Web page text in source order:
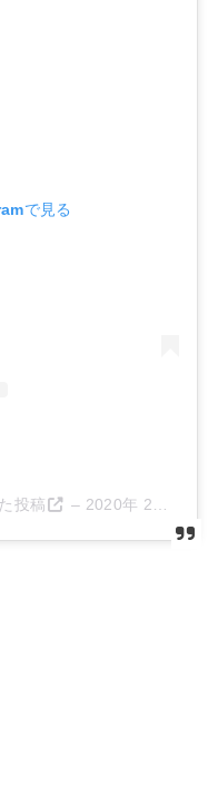
で見る
投稿 – 2020年 2月月13日午前5時19分PST